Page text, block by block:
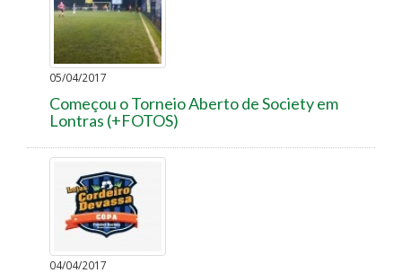
05/04/2017
Começou o Torneio Aberto de Society em
Lontras (+FOTOS)
04/04/2017